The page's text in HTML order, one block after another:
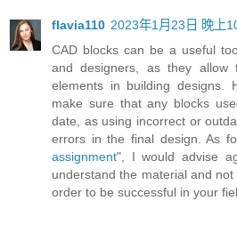
flavia110 2023年1月23日 晚上
CAD blocks can be a useful
and designers, as they
elements in building designs.
make sure that any blocks
date, as using incorrect or
errors in the final design. As
assignment", I would advise
understand the material and
order to be successful in your